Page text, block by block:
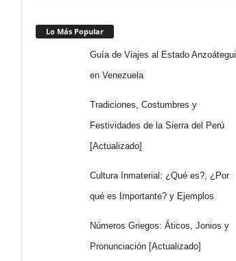
Lo Más Popular
Guía de Viajes al Estado Anzoátegui
en Venezuela
Tradiciones, Costumbres y
Festividades de la Sierra del Perú
[Actualizado]
Cultura Inmaterial: ¿Qué es?, ¿Por
qué es Importante? y Ejemplos
Números Griegos: Áticos, Jonios y
Pronunciación [Actualizado]